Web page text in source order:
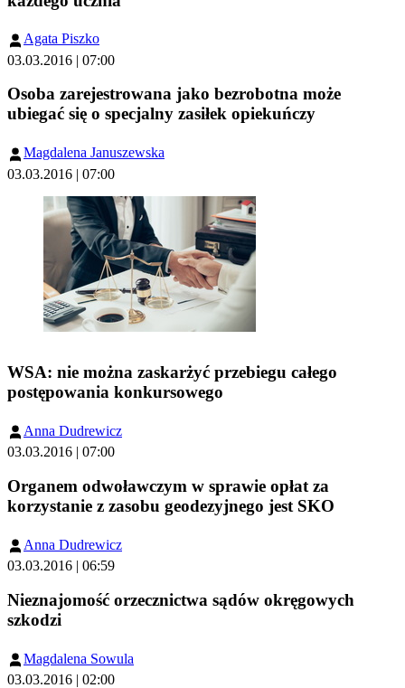
Agata Piszko
03.03.2016 | 07:00
Osoba zarejestrowana jako bezrobotna może
ubiegać się o specjalny zasiłek opiekuńczy
Magdalena Januszewska
03.03.2016 | 07:00
WSA: nie można zaskarżyć przebiegu całego
postępowania konkursowego
Anna Dudrewicz
03.03.2016 | 07:00
Organem odwoławczym w sprawie opłat za
korzystanie z zasobu geodezyjnego jest SKO
Anna Dudrewicz
03.03.2016 | 06:59
Nieznajomość orzecznictwa sądów okręgowych
szkodzi
Magdalena Sowula
03.03.2016 | 02:00